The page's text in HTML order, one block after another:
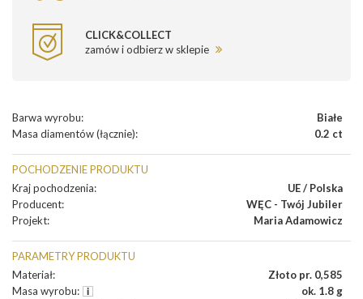
CLICK&COLLECT
zamów i odbierz w sklepie
Barwa wyrobu:
Białe
Masa diamentów (łącznie): 0.2 ct
POCHODZENIE PRODUKTU
Kraj pochodzenia:
UE / Polska
Producent:
WĘC - Twój Jubiler
Projekt: Maria Adamowicz
PARAMETRY PRODUKTU
Materiał:
Złoto pr. 0,585
Masa wyrobu:
ok. 1.8 g